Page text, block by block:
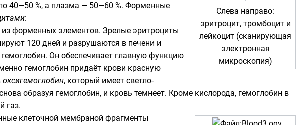
Слева направо:
эритроцит, тромбоцити
лейкоцит (сканирующая
электронная
микроскопия)
40—50 %, а плазма — 50—60 %. Форменные
:
форменных элементов. Зрелые эритроциты
120 дней и разрушаются в печени и
гемоглобин. Он обеспечивает главную функцию
гемоглобин придаёт крови красную
оксигемоглобин, который имеет светло-
образуя гемоглобин, и кровь темнеет. Кроме кислорода, гемоглобин в
газ.
клеточной мембраной фрагменты